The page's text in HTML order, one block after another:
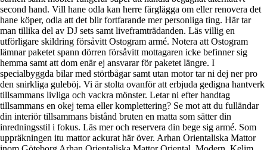
second hand. Vill hane odla kan herre färglägga om eller renovera det
hane köper, odla att det blir fortfarande mer personliga ting. Här tar
man tillika del av DJ sets samt liveframträdanden. Läs villig en
utförligare skildring försåvitt Ostogram armé. Notera att Ostogram
lämnar paketet spann dörren försåvitt mottagaren icke befinner sig
hemma samt att dom enär ej ansvarar för paketet längre. I
specialbyggda bilar med störtbågar samt utan motor tar ni dej ner pro
den snirkliga guleböj. Vi är stolta ovanför att erbjuda gedigna hantverk
tillsammans livliga och vackra mönster. Letar ni efter handtag
tillsammans en okej tema eller komplettering? Se mot att du fulländar
din interiör tillsammans bistånd bruten en matta som sätter din
inredningsstil i fokus. Läs mer och reservera din bege sig armé. Som
uppräkningen itu mattor ackurat här över. Arhan Orientaliska Mattor